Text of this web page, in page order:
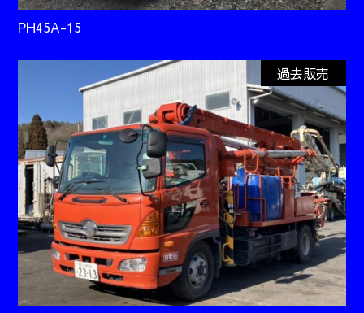
PH45A-15
過去販売